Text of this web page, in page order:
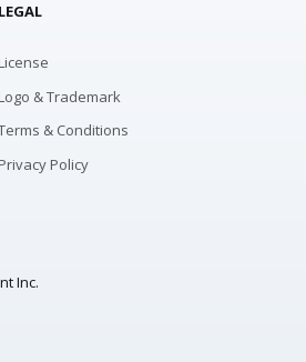
LEGAL
& Trademark
& Conditions
Policy
Inc.